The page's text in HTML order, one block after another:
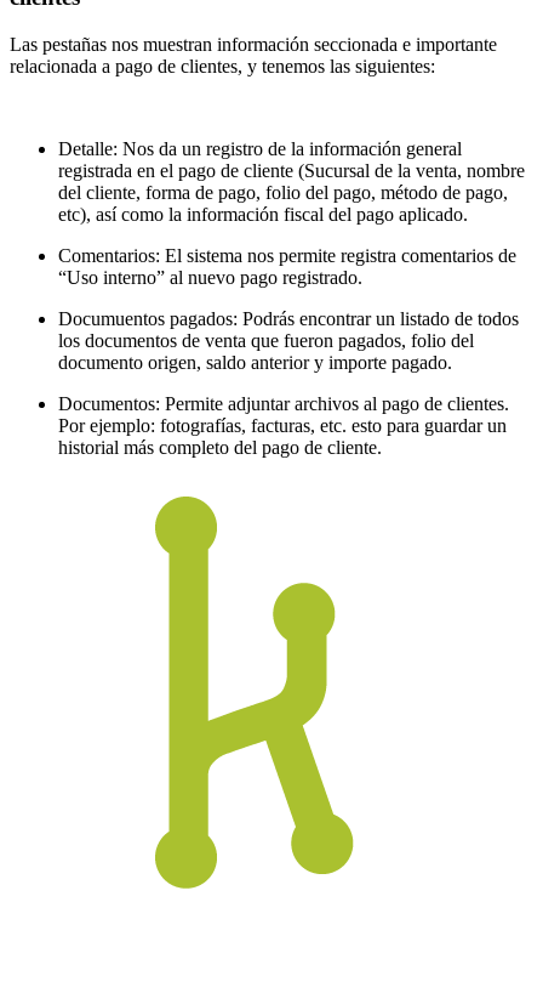
Las pestañas nos muestran información seccionada e importante
relacionada a pago de clientes, y tenemos las siguientes:
Detalle: Nos da un registro de la información general
registrada en el pago de cliente (Sucursal de la venta, nombre
del cliente, forma de pago, folio del pago, método de pago,
etc), así como la información fiscal del pago aplicado.
Comentarios: El sistema nos permite registra comentarios de
“Uso interno” al nuevo pago registrado.
Documuentos pagados: Podrás encontrar un listado de todos
los documentos de venta que fueron pagados, folio del
documento origen, saldo anterior y importe pagado.
Documentos: Permite adjuntar archivos al pago de clientes.
Por ejemplo: fotografías, facturas, etc. esto para guardar un
historial más completo del pago de cliente.